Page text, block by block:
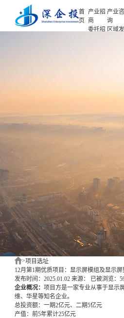
首
页
产业招
商
委托招
产业咨
询
区域发
专题
究
新闻中心
>项目选址
12月第1期优质项目：显示屏模组及显示
发布时间：2025.01.02 来源：
已被浏览：
企业概况： 项目方是一家专业从事于显示
维、华星等知名企业。
总投资额： 一期2亿元、二期5亿元
产值： 前5年累计25亿元